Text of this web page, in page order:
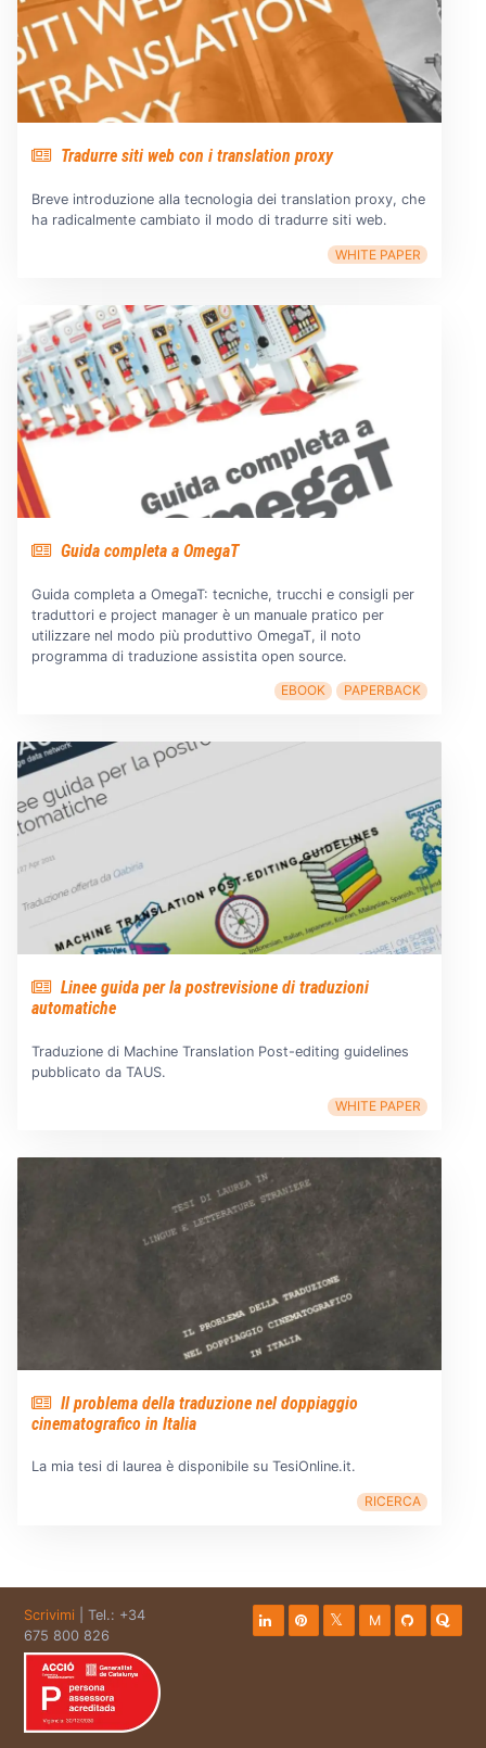
Tradurre siti web con i translation proxy
Breve introduzione alla tecnologia dei translation proxy, che
ha radicalmente cambiato il modo di tradurre siti web.
WHITE PAPER
Guida completa a OmegaT
Guida completa a OmegaT: tecniche, trucchi e consigli per
traduttori e project manager è un manuale pratico per
utilizzare nel modo più produttivo OmegaT, il noto
programma di traduzione assistita open source.
EBOOK PAPERBACK
Linee guida per la postrevisione di traduzioni
automatiche
Traduzione di Machine Translation Post-editing guidelines
pubblicato da TAUS.
WHITE PAPER
Il problema della traduzione nel doppiaggio
cinematografico in Italia
La mia tesi di laurea è disponibile su TesiOnline.it.
RICERCA
Scrivimi | Tel.: +34
675 800 826
M